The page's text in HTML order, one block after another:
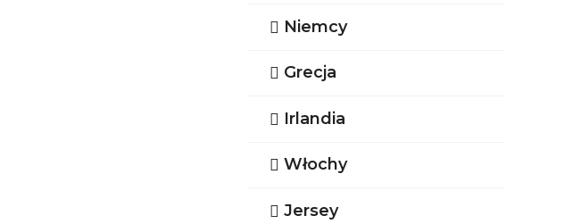
Niemcy
Grecja
Irlandia
Włochy
Jersey